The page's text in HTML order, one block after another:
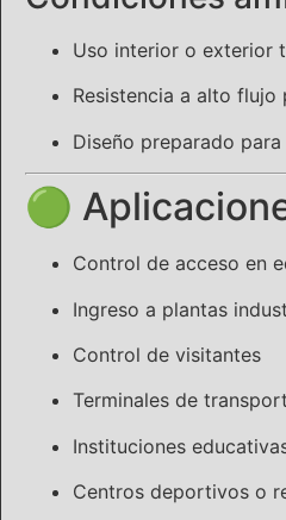
Uso interior o exterior
Resistencia a alto flujo
Diseño preparado
🟢
Control de acceso en
Ingreso a plantas
Control de visitantes
Terminales de
Instituciones
Centros deportivos o